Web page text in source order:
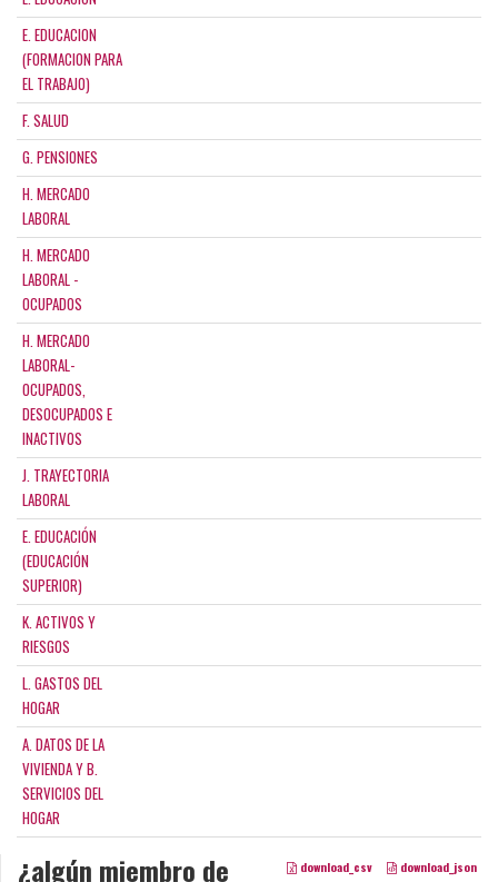
E. EDUCACION
(FORMACION PARA
EL TRABAJO)
F. SALUD
G. PENSIONES
H. MERCADO
LABORAL
H. MERCADO
LABORAL -
OCUPADOS
H. MERCADO
LABORAL-
OCUPADOS,
DESOCUPADOS E
INACTIVOS
J. TRAYECTORIA
LABORAL
E. EDUCACIÓN
(EDUCACIÓN
SUPERIOR)
K. ACTIVOS Y
RIESGOS
L. GASTOS DEL
HOGAR
A. DATOS DE LA
VIVIENDA Y B.
SERVICIOS DEL
HOGAR
download_csv download_json
¿algún miembro de